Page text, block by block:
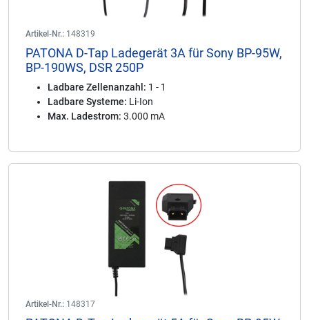
Artikel-Nr.: 148319
PATONA D-Tap Ladegerät 3A für Sony BP-95W,
BP-190WS, DSR 250P
Ladbare Zellenanzahl: 1 - 1
Ladbare Systeme: Li-Ion
Max. Ladestrom: 3.000 mA
Artikel-Nr.: 148317